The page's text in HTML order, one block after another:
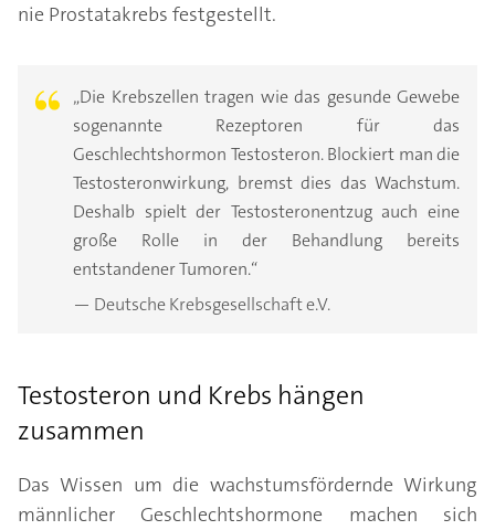
nie Prostatakrebs festgestellt.
„Die Krebszellen tragen wie das gesunde Gewebe
sogenannte Rezeptoren für das
Geschlechtshormon Testosteron. Blockiert man die
Testosteronwirkung, bremst dies das Wachstum.
Deshalb spielt der Testosteronentzug auch eine
große Rolle in der Behandlung bereits
entstandener Tumoren.“
— Deutsche Krebsgesellschaft e.V.
Testosteron und Krebs hängen
zusammen
Das Wissen um die wachstumsfördernde Wirkung
männlicher Geschlechtshormone machen sich